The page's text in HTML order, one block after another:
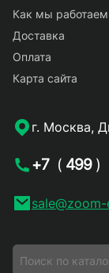
Как мы работаем
Доставка
Оплата
Карта сайта
г. Москва,
+7 ( 499 )